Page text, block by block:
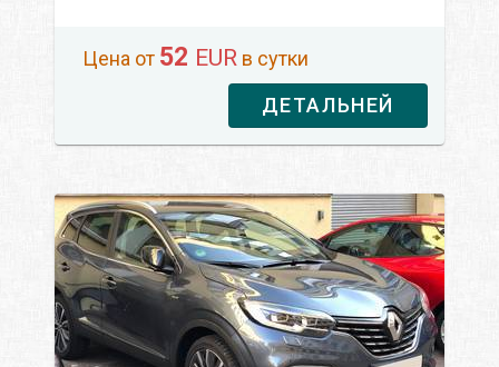
Цена от 52 EUR в сутки
ДЕТАЛЬНЕЙ